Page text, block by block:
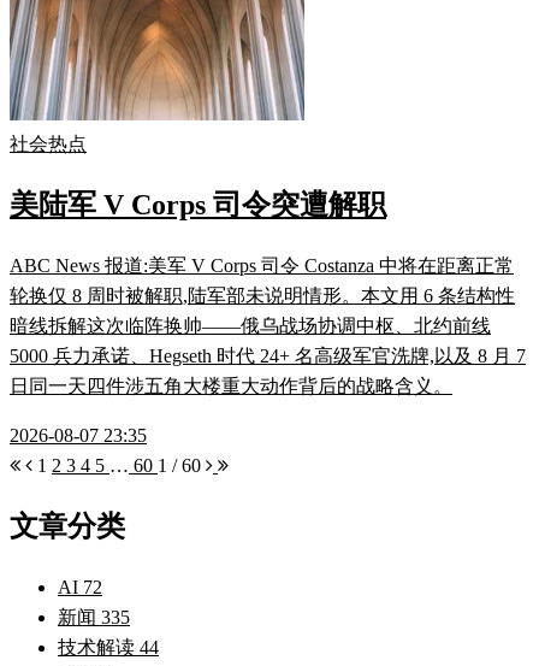
社会热点
美陆军 V Corps 司令突遭解职
ABC News 报道:美军 V Corps 司令 Costanza 中将在距离正常
轮换仅 8 周时被解职,陆军部未说明情形。本文用 6 条结构性
暗线拆解这次临阵换帅——俄乌战场协调中枢、北约前线
5000 兵力承诺、Hegseth 时代 24+ 名高级军官洗牌,以及 8 月 7
日同一天四件涉五角大楼重大动作背后的战略含义。
2026-08-07 23:35
1 2 3 4 5 … 60 1 / 60
文章分类
AI 72
新闻 335
技术解读 44